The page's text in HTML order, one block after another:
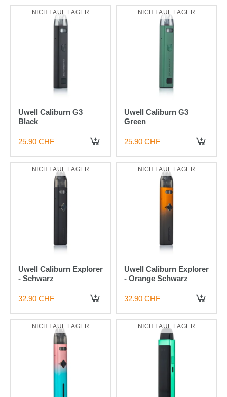
NICHT AUF LAGER
Uwell Caliburn G3
Black
25.90 CHF
NICHT AUF LAGER
Uwell Caliburn G3
Green
25.90 CHF
NICHT AUF LAGER
Uwell Caliburn Explorer
- Schwarz
32.90 CHF
NICHT AUF LAGER
Uwell Caliburn Explorer
- Orange Schwarz
32.90 CHF
NICHT AUF LAGER NICHT AUF LAGER